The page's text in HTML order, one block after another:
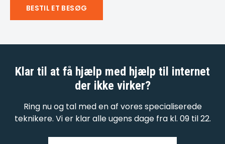
BESTIL ET BESØG
Klar til at få hjælp med hjælp til internet
der ikke virker?
Ring nu og tal med en af vores specialiserede
teknikere. Vi er klar alle ugens dage fra kl. 09 til 22.